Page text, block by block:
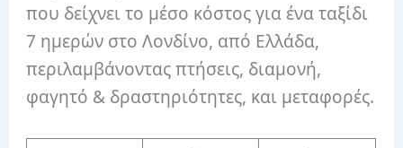
που δείχνει το μέσο κόστος για ένα ταξίδι
7 ημερών στο Λονδίνο, από Ελλάδα,
περιλαμβάνοντας πτήσεις, διαμονή,
φαγητό & δραστηριότητες, και μεταφορές.